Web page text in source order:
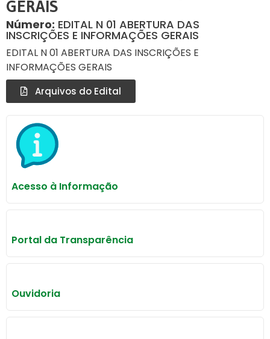
GERAIS
Número: EDITAL N 01 ABERTURA DAS
INSCRIÇÕES E INFORMAÇÕES GERAIS
EDITAL N 01 ABERTURA DAS INSCRIÇÕES E
INFORMAÇÕES GERAIS
Arquivos do Edital
Acesso à Informação
Portal da Transparência
Ouvidoria